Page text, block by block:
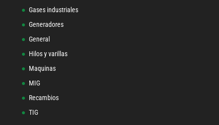
Gases industriales
Generadores
General
Hilos y varillas
Maquinas
MIG
Recambios
TIG